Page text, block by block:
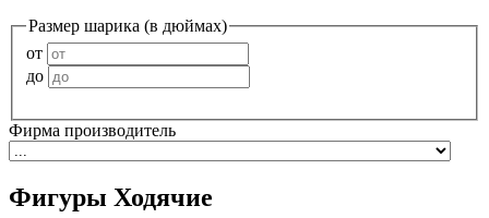
Размер шарика (в дюймах)
от
до
Фирма производитель
Фигуры Ходячие